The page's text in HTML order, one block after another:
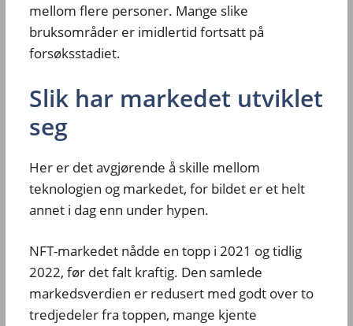
mellom flere personer. Mange slike
bruksområder er imidlertid fortsatt på
forsøksstadiet.
Slik har markedet utviklet
seg
Her er det avgjørende å skille mellom
teknologien og markedet, for bildet er et helt
annet i dag enn under hypen.
NFT-markedet nådde en topp i 2021 og tidlig
2022, før det falt kraftig. Den samlede
markedsverdien er redusert med godt over to
tredjedeler fra toppen, mange kjente